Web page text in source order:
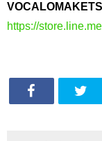
https://